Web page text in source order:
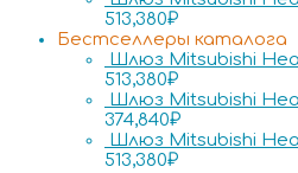
513,380₽
Бестселлеры каталога
Шлюз Mitsubishi
513,380₽
Шлюз Mitsubishi
374,840₽
Шлюз Mitsubishi
513,380₽